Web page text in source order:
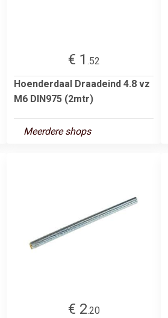
€ 1 .52
Hoenderdaal Draadeind 4.8 vz
M6 DIN975 (2mtr)
Meerdere shops
€ 2.20